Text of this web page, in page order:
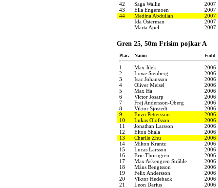
42
Saga Wallin
2007
43
Ella Engemoen
2007
44
Medina Abdullah
2007
Ida Osterman
2007
Marta Apel
2007
Gren 25, 50m Frisim pojkar A
Plac. Namn Född
1 Max Jilek
2006
2
Lowe Stenberg
2006
3
Isac Johansson
2006
4
Oliver Meisel
2006
5
Max Ha
2006
6
Victor Josarp
2006
7
Frej Andersson-Öberg
2006
8
Viktor Sjöstedt
2006
9
Enzo Pettersson
2006
10
Lukas Olofsson
2006
11
Jonathan Larsson
2006
12
Elton Shala
2006
13
Charlie Zhu
2006
14
Milton Krantz
2006
15
Lucas Larsson
2006
16
Eric Thörngren
2006
17
Max Askengren Stråhle
2006
18
Måns Bengtsson
2006
19
Felix Andersson
2006
20
Viktor Hedeback
2006
21
Leon Darius
2006